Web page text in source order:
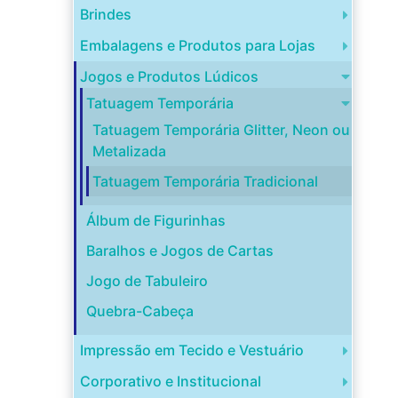
Brindes
Embalagens e Produtos para Lojas
Jogos e Produtos Lúdicos
Tatuagem Temporária
Tatuagem Temporária Glitter, Neon ou
Metalizada
Tatuagem Temporária Tradicional
Álbum de Figurinhas
Baralhos e Jogos de Cartas
Jogo de Tabuleiro
Quebra-Cabeça
Impressão em Tecido e Vestuário
Corporativo e Institucional